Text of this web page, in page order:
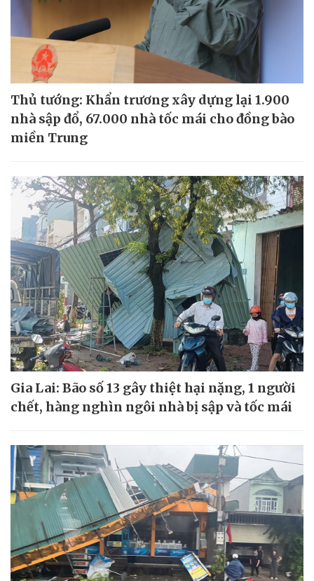
Thủ tướng: Khẩn trương xây dựng lại 1.900
nhà sập đổ, 67.000 nhà tốc mái cho đồng bào
miền Trung
Gia Lai: Bão số 13 gây thiệt hại nặng, 1 người
chết, hàng nghìn ngôi nhà bị sập và tốc mái